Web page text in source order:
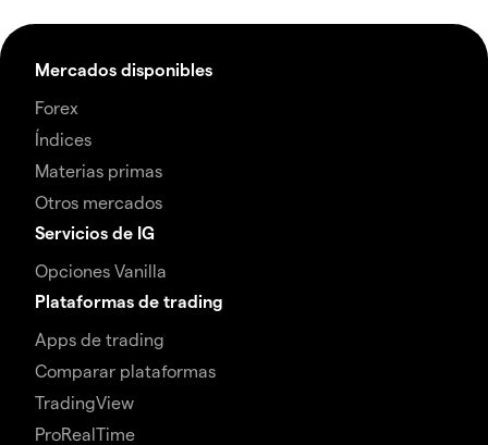
Mercados disponibles
Forex
Índices
Materias primas
Otros mercados
Servicios de IG
Opciones Vanilla
Plataformas de trading
Apps de trading
Comparar plataformas
TradingView
ProRealTime